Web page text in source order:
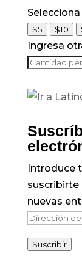
$5 $10
Ingresa
Introduce
suscribirte
nuevas
Dirección
correo
Suscribir